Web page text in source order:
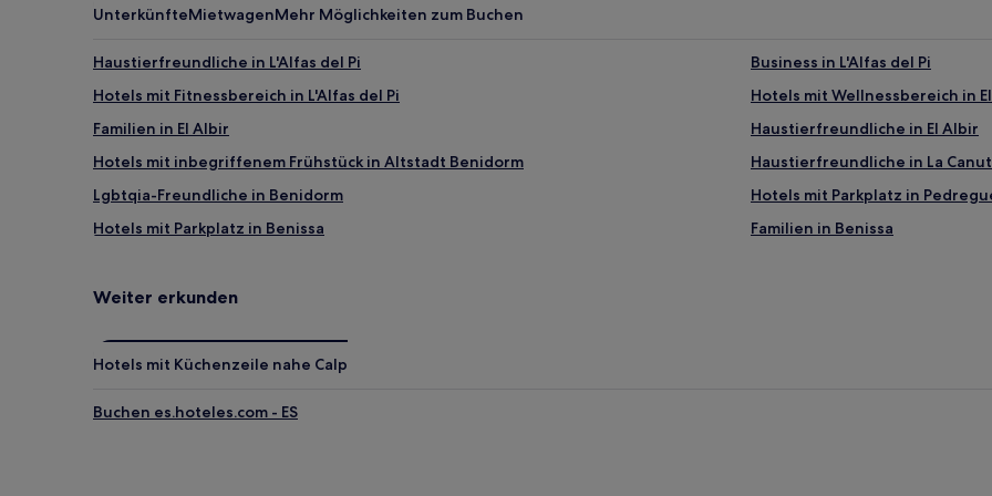
UnterkünfteMietwagenMehr Möglichkeiten zum Buchen
Haustierfreundliche in L'Alfas del Pi
Business in L'Alfas del Pi
Hotels mit Fitnessbereich in L'Alfas del Pi
Hotels mit Wellnessbereich in
Familien in El Albir
Haustierfreundliche in El Albir
Hotels mit inbegriffenem Frühstück in Altstadt Benidorm
Haustierfreundliche in La
Lgbtqia-Freundliche in Benidorm
Hotels mit Parkplatz in
Hotels mit Parkplatz in Benissa
Familien in Benissa
Hotels mit Parkplatz in Altea
Hotels mit Pool in Altea
Weiter erkunden
Hotels mit Küchenzeile nahe Calp
Buchen es.hoteles.com - ES